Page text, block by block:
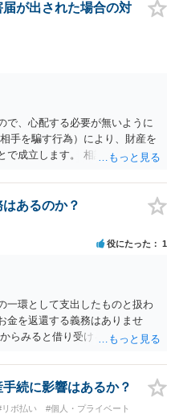
れば解決します。
が出された場合の対
で、心配する必要が無いように
手を騙す行為）により、財産を
で成立します。 相談者さんは、
問うことはできません。 おそら
わないと思いますが、虚偽の内
れません。 ただし、捜査におい
なさいよ」程度の注意で済む
金が無いのであれば、返せない
支払うことを相手に告げてい
あるのか？
役にたった 1
一環として支出したものと扱わ
金を返還する義務はありませ
らみると借り受ける）といった
続に影響はあるか？
リボ払い #個人・プライベート